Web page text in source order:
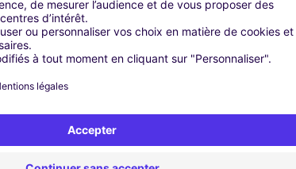
| Coffre de Toit | Barre de toit |